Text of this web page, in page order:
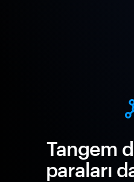
Tangem
paraları